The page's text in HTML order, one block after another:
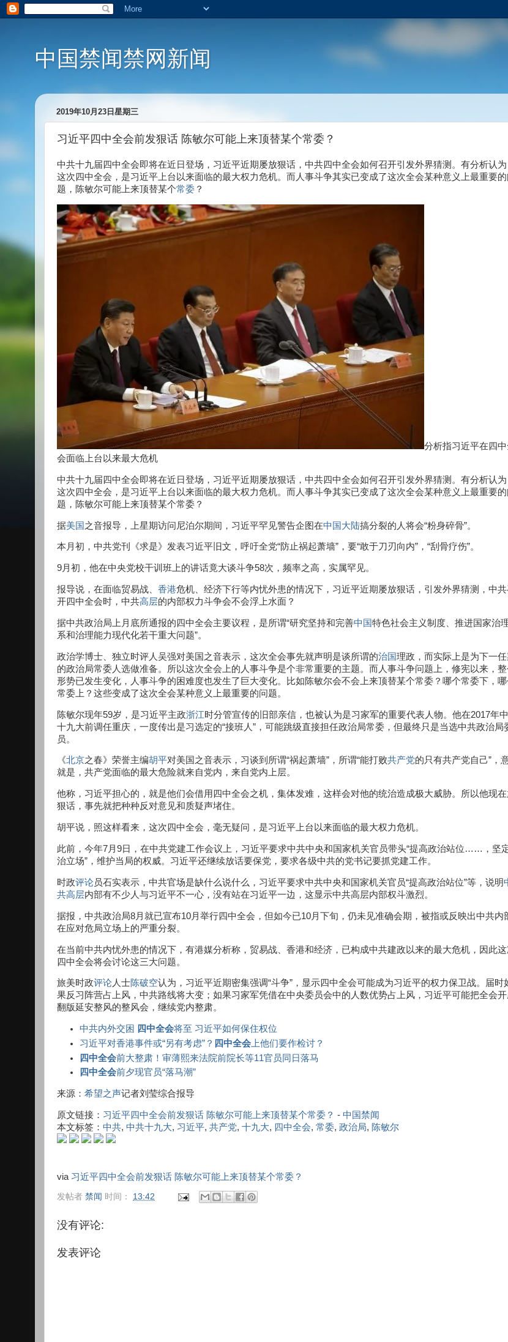
中国禁闻禁网新闻
2019年10月23日星期三
习近平四中全会前发狠话 陈敏尔可能上来顶替某个常委？
中共十九届四中全会即将在近日登场，习近平近期屡放狠话，中共四中全会如何召开引发外界猜测。有分析认为
这次四中全会，是习近平上台以来面临的最大权力危机。而人事斗争其实已变成了这次全会某种意义上最重要的
题，陈敏尔可能上来顶替某个常委 ？
分析指习近平在四中
会面临上台以来最大危机
中共十九届四中全会即将在近日登场，习近平近期屡放狠话，中共四中全会如何召开引发外界猜测。有分析认为
这次四中全会，是习近平上台以来面临的最大权力危机。而人事斗争其实已变成了这次全会某种意义上最重要的
题，陈敏尔可能上来顶替某个常委？
据美国之音报导，上星期访问尼泊尔期间，习近平罕见警告企图在中国大陆搞分裂的人将会“粉身碎骨”。
本月初，中共党刊《求是》发表习近平旧文，呼吁全党“防止祸起萧墙”，要“敢于刀刃向内”，“刮骨疗伤”。
9月初，他在中央党校干训班上的讲话竟大谈斗争58次，频率之高，实属罕见。
报导说，在面临贸易战、 香港危机、经济下行等内忧外患的情况下，习近平近期屡放狠话，引发外界猜测，中共
开四中全会时，中共高层的内部权力斗争会不会浮上水面？
据中共政治局上月底所通报的四中全会主要议程，是所谓“研究坚持和完善中国特色社会主义制度、推进国家治
系和治理能力现代化若干重大问题”。
政治学博士、独立时评人吴强对美国之音表示，这次全会事先就声明是谈所谓的治国理政，而实际上是为下一任
的政治局常委人选做准备。所以这次全会上的人事斗争是个非常重要的主题。而人事斗争问题上，修宪以来，整
形势已发生变化，人事斗争的困难度也发生了巨大变化。比如陈敏尔会不会上来顶替某个常委？哪个常委下，哪
常委上？这些变成了这次全会某种意义上最重要的问题。
陈敏尔现年59岁，是习近平主政浙江时分管宣传的旧部亲信，也被认为是习家军的重要代表人物。他在2017年
十九大前调任重庆，一度传出是习选定的“接班人”，可能跳级直接担任政治局常委，但最终只是当选中共政治局
员。
《北京之春》荣誉主编胡平对美国之音表示，习谈到所谓“祸起萧墙”，所谓“能打败共产党的只有共产党自己”，
就是，共产党面临的最大危险就来自党内，来自党内上层。
他称，习近平担心的，就是他们会借用四中全会之机，集体发难，这样会对他的统治造成极大威胁。所以他现
狠话，事先就把种种反对意见和质疑声堵住。
胡平说，照这样看来，这次四中全会，毫无疑问，是习近平上台以来面临的最大权力危机。
此前，今年7月9日，在中共党建工作会议上，习近平要求中共中央和国家机关官员带头“提高政治站位……，坚
治立场”，维护当局的权威。习近平还继续放话要保党，要求各级中共的党书记要抓党建工作。
时政评论员石实表示，中共官场是缺什么说什么，习近平要求中共中央和国家机关官员“提高政治站位”等，说明
共高层内部有不少人与习近平不一心，没有站在习近平一边，这显示中共高层内部权斗激烈。
据报，中共政治局8月就已宣布10月举行四中全会，但如今已10月下旬，仍未见准确会期，被指或反映出中共内
在应对危局立场上的严重分裂。
在当前中共内忧外患的情况下，有港媒分析称，贸易战、香港和经济，已构成中共建政以来的最大危机，因此这
四中全会将会讨论这三大问题。
旅美时政评论人士陈破空认为，习近平近期密集强调“斗争”，显示四中全会可能成为习近平的权力保卫战。届时
果反习阵营占上风，中共路线将大变；如果习家军凭借在中央委员会中的人数优势占上风，习近平可能把全会
翻版延安整风的整风会，继续党内整肃。
中共内外交困 四中全会将至 习近平如何保住权位
习近平对香港事件或“另有考虑”？ 四中全会 上他们要作检讨？
四中全会前大整肃！审薄熙来法院前院长等11官员同日落马
四中全会前夕现官员“落马潮”
来源： 希望之声记者刘莹综合报导
原文链接： 习近平四中全会前发狠话 陈敏尔可能上来顶替某个常委？ - 中国禁闻
本文标签： 中共, 中共十九大, 习近平, 共产党, 十九大, 四中全会, 常委, 政治局, 陈敏尔
via 习近平四中全会前发狠话 陈敏尔可能上来顶替某个常委？
发帖者 禁闻 时间： 13:42
没有评论:
发表评论